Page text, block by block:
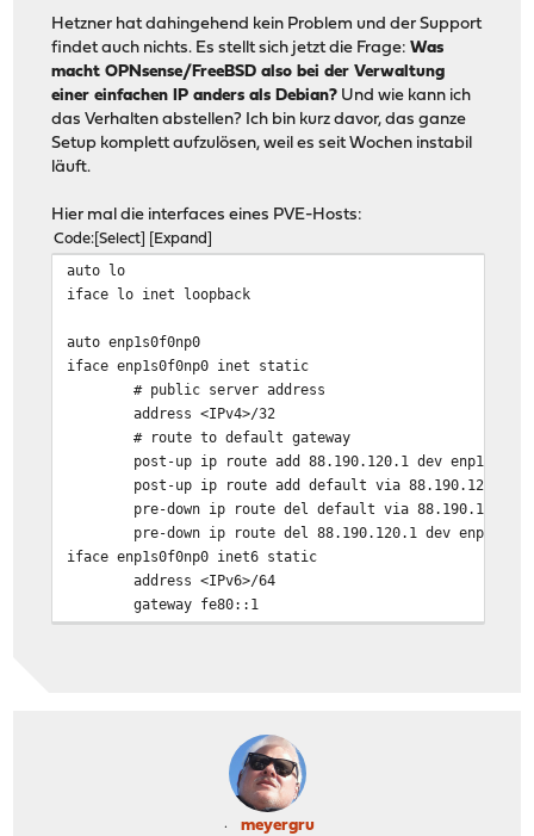
Hetzner hat dahingehend kein Problem und der Support
findet auch nichts. Es stellt sich jetzt die Frage:Was
macht OPNsense/FreeBSD also bei der Verwaltung
einer einfachen IP anders als Debian? Und wie kann ich
das Verhalten abstellen? Ich bin kurz davor, das ganze
Setup komplett aufzulösen, weil es seit Wochen instabil
läuft.
Hier mal die interfaces eines PVE-Hosts:
Code Select Expand
auto lo
iface lo inet loopback
auto enp1s0f0np0
iface enp1s0f0np0 inet static
# public server address
address <IPv4>/32
# route to default gateway
post-up ip route add 88.190.120.1 dev
post-up ip route add default via 88.190.120.1
pre-down ip route del default via 88.190.120.1
pre-down ip route del 88.190.120.1 dev
iface enp1s0f0np0 inet6 static
address <IPv6>/64
gateway fe80::1
address 192.168.1.11/24
iface vlan4000 inet manual
meyergru